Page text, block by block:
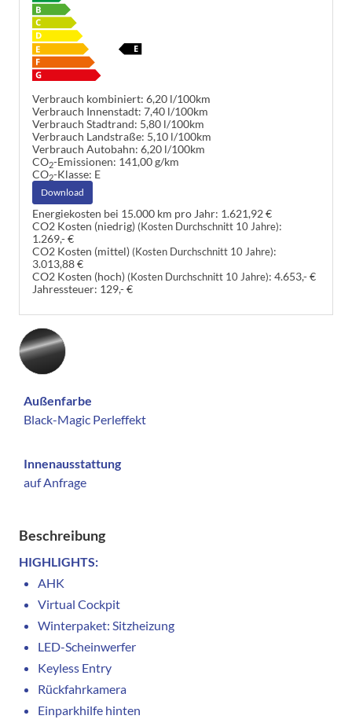
Verbrauch kombiniert: 6,20 l/100km
Verbrauch Innenstadt: 7,40 l/100km
Verbrauch Stadtrand: 5,80 l/100km
Verbrauch Landstraße: 5,10 l/100km
Verbrauch Autobahn: 6,20 l/100km
CO2-Emissionen: 141,00 g/km
CO2-Klasse: E
Download
Energiekosten bei 15.000 km pro Jahr: 1.621,92 €
CO2 Kosten (niedrig) (Kosten Durchschnitt 10 Jahre):
1.269,- €
CO2 Kosten (mittel) (Kosten Durchschnitt 10 Jahre):
3.013,88 €
CO2 Kosten (hoch) (Kosten Durchschnitt 10 Jahre): 4.653,- €
Jahressteuer: 129,- €
Außenfarbe
Black-Magic Perleffekt
Innenausstattung
auf Anfrage
Beschreibung
HIGHLIGHTS:
AHK
Virtual Cockpit
Winterpaket: Sitzheizung
LED-Scheinwerfer
Keyless Entry
Rückfahrkamera
Einparkhilfe hinten